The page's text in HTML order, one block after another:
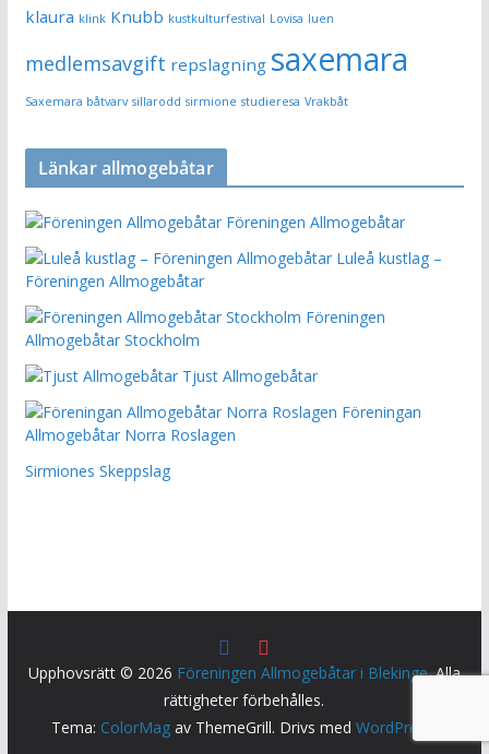
klaura klink Knubb kustkulturfestival Lovisa luen
medlemsavgift repslagning saxemara
Saxemara båtvarv sillarodd sirmione studieresa Vrakbåt
Länkar allmogebåtar
Föreningen Allmogebåtar
Luleå kustlag –
Föreningen Allmogebåtar
Föreningen
Allmogebåtar Stockholm
Tjust Allmogebåtar
Föreningan
Allmogebåtar Norra Roslagen
Sirmiones Skeppslag
Upphovsrätt © 2026 Föreningen Allmogebåtar i Blekinge. Alla
rättigheter förbehålles.
Tema: ColorMag av ThemeGrill. Drivs medWordPress